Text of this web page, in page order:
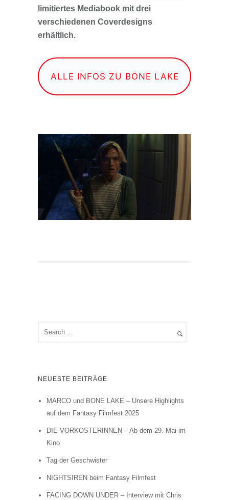
limitiertes Mediabook mit drei
verschiedenen Coverdesigns
erhältlich.
ALLE INFOS ZU BONE LAKE
NEUESTE BEITRÄGE
MARCO und BONE LAKE – Unsere Highlights
auf dem Fantasy Filmfest 2025
DIE VORKOSTERINNEN – Ab dem 29. Mai im
Kino
Tag der Geschwister
NIGHTSIREN beim Fantasy Filmfest
FACING DOWN UNDER – Interview mit Chris